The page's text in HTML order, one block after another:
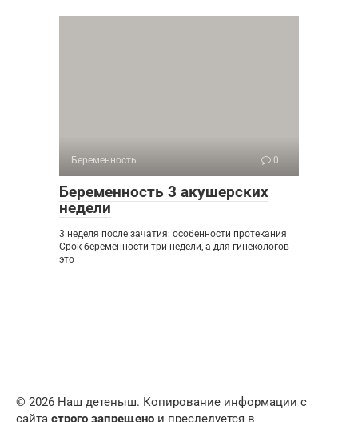
Беременность 0
Беременность 3 акушерских
недели
3 неделя после зачатия: особенности протекания
Срок беременности три недели, а для гинекологов
это
© 2026 Наш детеныш. Копирование информации с
сайта строго запрещено и преследуется в